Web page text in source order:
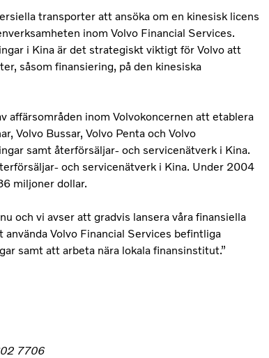
transporter att ansöka om en kinesisk licens
inom Volvo Financial Services.
i Kina är det strategiskt viktigt för Volvo att
såsom finansiering, på den kinesiska
affärsområden inom Volvokoncernen att etablera
Volvo Bussar, Volvo Penta och Volvo
samt återförsäljar- och servicenätverk i Kina.
och servicenätverk i Kina. Under 2004
miljoner dollar.
och vi avser att gradvis lansera våra finansiella
använda Volvo Financial Services befintliga
samt att arbeta nära lokala finansinstitut.”
7706